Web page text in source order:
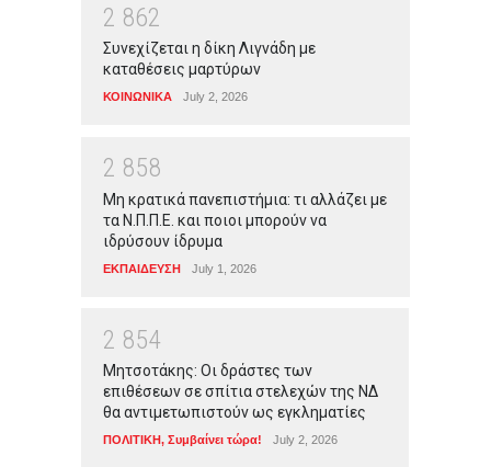
2 862
Συνεχίζεται η δίκη Λιγνάδη με
καταθέσεις μαρτύρων
ΚΟΙΝΩΝΙΚΑ July 2, 2026
2 858
Μη κρατικά πανεπιστήμια: τι αλλάζει με
τα Ν.Π.Π.Ε. και ποιοι μπορούν να
ιδρύσουν ίδρυμα
ΕΚΠΑΙΔΕΥΣΗ July 1, 2026
2 854
Μητσοτάκης: Οι δράστες των
επιθέσεων σε σπίτια στελεχών της ΝΔ
θα αντιμετωπιστούν ως εγκληματίες
ΠΟΛΙΤΙΚΗ, Συμβαίνει τώρα! July 2, 2026